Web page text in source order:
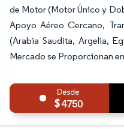
de Motor (Motor Único y
Apoyo Aéreo Cercano,
(Arabia Saudita, Argelia,
Mercado se Proporcionan
4750